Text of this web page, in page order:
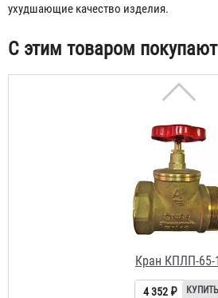
ухудшающие качество изделия.
С этим товаром покупают
4 352 ₽